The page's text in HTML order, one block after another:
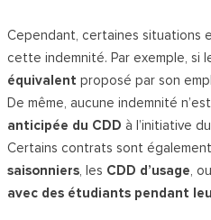
Cependant, certaines situations
cette indemnité. Par exemple, si
équivalent proposé par son
De même, aucune indemnité
anticipée du CDD à l’initiative
Certains contrats sont
saisonniers, les CDD d’usage,
avec des étudiants pendant